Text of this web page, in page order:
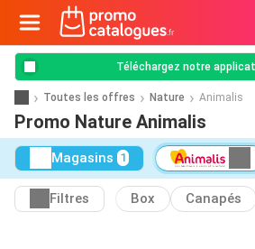
Téléchargez notre
Toutes les offres Nature Animalis
Promo Nature Animalis
Magasins 1
Filtres Box Canapés